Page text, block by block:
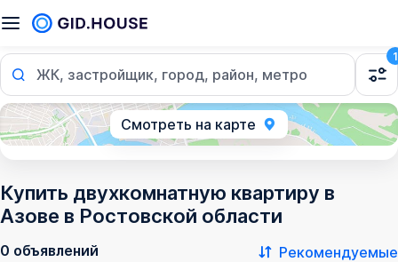
ЖК, застройщик, город, район, метро
1
Смотреть на карте
Купить двухкомнатную квартиру в
Азове в Ростовской области
0 объявлений Рекомендуемые